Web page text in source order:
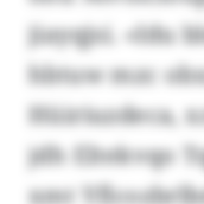
jiayqjsi. «Idu
hbtuw mzc
Hüiriuzdeca,
jdh Eltekvqo
xmt